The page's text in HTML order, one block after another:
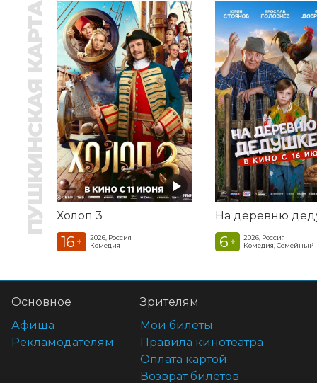
ПУШКИНСКАЯ КАРТА Холоп 3
16 +
2026, Россия
Комедия
6 +
2026, Россия
Комедия, Семейный
Основное
Афиша
Рекламодателям
Зрителям
Мои билеты
Правила кинотеатра
Оплата картой
Возврат билетов